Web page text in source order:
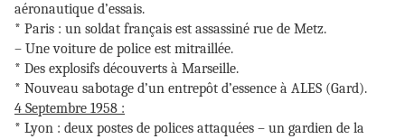
aéronautique d’essais.
* Paris : un soldat français est assassiné rue de Metz.
– Une voiture de police est mitraillée.
* Des explosifs découverts à Marseille.
* Nouveau sabotage d’un entrepôt d’essence à ALES (Gard).
4 Septembre 1958 :
* Lyon : deux postes de polices attaquées – un gardien de la